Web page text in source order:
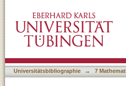
Dialkylaluminum
Universitätsbibliographie → 7